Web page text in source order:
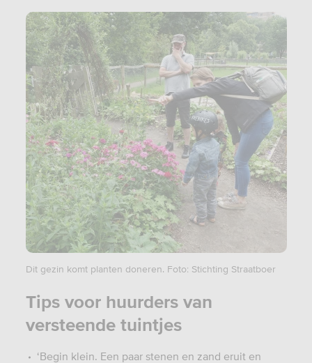
Dit gezin komt planten doneren. Foto: Stichting Straatboer
Tips voor huurders van
versteende tuintjes
‘Begin klein. Een paar stenen en zand eruit en